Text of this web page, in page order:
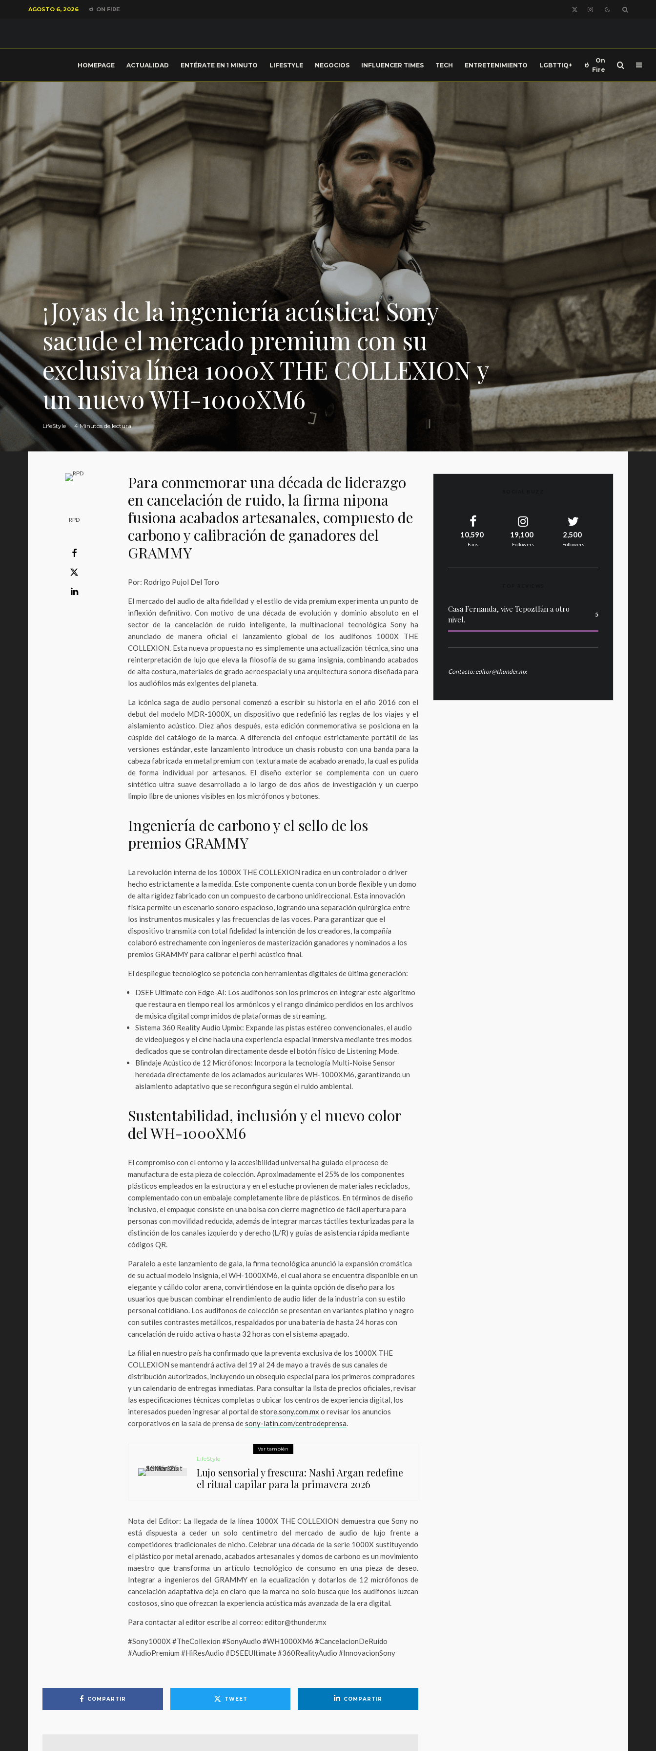
AGOSTO 6, 2026 ON FIRE
HOMEPAGE ACTUALIDAD ENTÉRATE EN 1 MINUTO LIFESTYLE NEGOCIOS INFLUENCER TIMES TECH ENTRETENIMIENTO LGBTTIQ+
On
Fire
¡Joyas de la ingeniería acústica! Sony
sacude el mercado premium con su
exclusiva línea 1000X THE COLLEXION y
un nuevo WH-1000XM6
LifeStyle · 4 Minutos de lectura
RPD
Para conmemorar una década de liderazgo
en cancelación de ruido, la firma nipona
fusiona acabados artesanales, compuesto de
carbono y calibración de ganadores del
GRAMMY
Por: Rodrigo Pujol Del Toro
El mercado del audio de alta fidelidad y el estilo de vida premium experimenta un punto de
inflexión definitivo. Con motivo de una década de evolución y dominio absoluto en el
sector de la cancelación de ruido inteligente, la multinacional tecnológica Sony ha
anunciado de manera oficial el lanzamiento global de los audífonos 1000X THE
COLLEXION. Esta nueva propuesta no es simplemente una actualización técnica, sino una
reinterpretación de lujo que eleva la filosofía de su gama insignia, combinando acabados
de alta costura, materiales de grado aeroespacial y una arquitectura sonora diseñada para
los audiófilos más exigentes del planeta.
La icónica saga de audio personal comenzó a escribir su historia en el año 2016 con el
debut del modelo MDR-1000X, un dispositivo que redefinió las reglas de los viajes y el
aislamiento acústico. Diez años después, esta edición conmemorativa se posiciona en la
cúspide del catálogo de la marca. A diferencia del enfoque estrictamente portátil de las
versiones estándar, este lanzamiento introduce un chasis robusto con una banda para la
cabeza fabricada en metal premium con textura mate de acabado arenado, la cual es pulida
de forma individual por artesanos. El diseño exterior se complementa con un cuero
sintético ultra suave desarrollado a lo largo de dos años de investigación y un cuerpo
limpio libre de uniones visibles en los micrófonos y botones.
Ingeniería de carbono y el sello de los
premios GRAMMY
La revolución interna de los 1000X THE COLLEXION radica en un controlador o driver
hecho estrictamente a la medida. Este componente cuenta con un borde flexible y un domo
de alta rigidez fabricado con un compuesto de carbono unidireccional. Esta innovación
física permite un escenario sonoro espacioso, logrando una separación quirúrgica entre
los instrumentos musicales y las frecuencias de las voces. Para garantizar que el
dispositivo transmita con total fidelidad la intención de los creadores, la compañía
colaboró estrechamente con ingenieros de masterización ganadores y nominados a los
premios GRAMMY para calibrar el perfil acústico final.
El despliegue tecnológico se potencia con herramientas digitales de última generación:
DSEE Ultimate con Edge-AI: Los audífonos son los primeros en integrar este algoritmo
que restaura en tiempo real los armónicos y el rango dinámico perdidos en los archivos
de música digital comprimidos de plataformas de streaming.
Sistema 360 Reality Audio Upmix: Expande las pistas estéreo convencionales, el audio
de videojuegos y el cine hacia una experiencia espacial inmersiva mediante tres modos
dedicados que se controlan directamente desde el botón físico de Listening Mode.
Blindaje Acústico de 12 Micrófonos: Incorpora la tecnología Multi-Noise Sensor
heredada directamente de los aclamados auriculares WH-1000XM6, garantizando un
aislamiento adaptativo que se reconfigura según el ruido ambiental.
Sustentabilidad, inclusión y el nuevo color
del WH-1000XM6
El compromiso con el entorno y la accesibilidad universal ha guiado el proceso de
manufactura de esta pieza de colección. Aproximadamente el 25% de los componentes
plásticos empleados en la estructura y en el estuche provienen de materiales reciclados,
complementado con un embalaje completamente libre de plásticos. En términos de diseño
inclusivo, el empaque consiste en una bolsa con cierre magnético de fácil apertura para
personas con movilidad reducida, además de integrar marcas táctiles texturizadas para la
distinción de los canales izquierdo y derecho (L/R) y guías de asistencia rápida mediante
códigos QR.
Paralelo a este lanzamiento de gala, la firma tecnológica anunció la expansión cromática
de su actual modelo insignia, el WH-1000XM6, el cual ahora se encuentra disponible en un
elegante y cálido color arena, convirtiéndose en la quinta opción de diseño para los
usuarios que buscan combinar el rendimiento de audio líder de la industria con su estilo
personal cotidiano. Los audífonos de colección se presentan en variantes platino y negro
con sutiles contrastes metálicos, respaldados por una batería de hasta 24 horas con
cancelación de ruido activa o hasta 32 horas con el sistema apagado.
La filial en nuestro país ha confirmado que la preventa exclusiva de los 1000X THE
COLLEXION se mantendrá activa del 19 al 24 de mayo a través de sus canales de
distribución autorizados, incluyendo un obsequio especial para los primeros compradores
y un calendario de entregas inmediatas. Para consultar la lista de precios oficiales, revisar
las especificaciones técnicas completas o ubicar los centros de experiencia digital, los
interesados pueden ingresar al portal destore.sony.com.mx o revisar los anuncios
corporativos en la sala de prensa desony-latin.com/centrodeprensa.
Ver también
LifeStyle
Lujo sensorial y frescura: Nashi Argan redefine
el ritual capilar para la primavera 2026
Nota del Editor: La llegada de la línea 1000X THE COLLEXION demuestra que Sony no
está dispuesta a ceder un solo centímetro del mercado de audio de lujo frente a
competidores tradicionales de nicho. Celebrar una década de la serie 1000X sustituyendo
el plástico por metal arenado, acabados artesanales y domos de carbono es un movimiento
maestro que transforma un artículo tecnológico de consumo en una pieza de deseo.
Integrar a ingenieros del GRAMMY en la ecualización y dotarlos de 12 micrófonos de
cancelación adaptativa deja en claro que la marca no solo busca que los audífonos luzcan
costosos, sino que ofrezcan la experiencia acústica más avanzada de la era digital.
Para contactar al editor escribe al correo: editor@thunder.mx
#Sony1000X #TheCollexion #SonyAudio #WH1000XM6 #CancelacionDeRuido
#AudioPremium #HiResAudio #DSEEUltimate #360RealityAudio #InnovacionSony
COMPARTIR TWEET COMPARTIR
10,590
Fans
19,100
Followers
2,500
Followers
Casa Fernanda, vive Tepoztlán a otro
nivel.
5
Contacto: editor@thunder.mx